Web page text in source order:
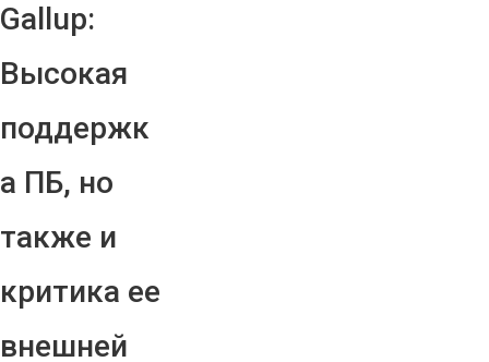
Gallup:
Высокая
поддержк
а ПБ, но
также и
критика ее
внешней